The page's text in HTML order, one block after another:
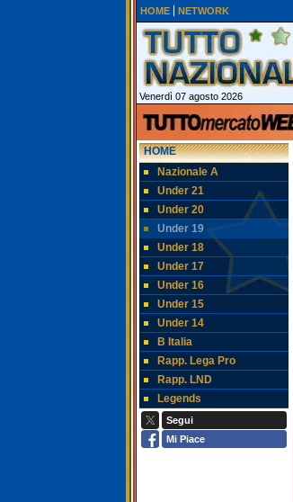
HOME NETWORK
Venerdì 07 agosto 2026
HOME
Nazionale A
Under 21
Under 20
Under 19
Under 18
Under 17
Under 16
Under 15
Under 14
B Italia
Rapp. Lega Pro
Rapp. LND
Legends
Segui
Mi Piace